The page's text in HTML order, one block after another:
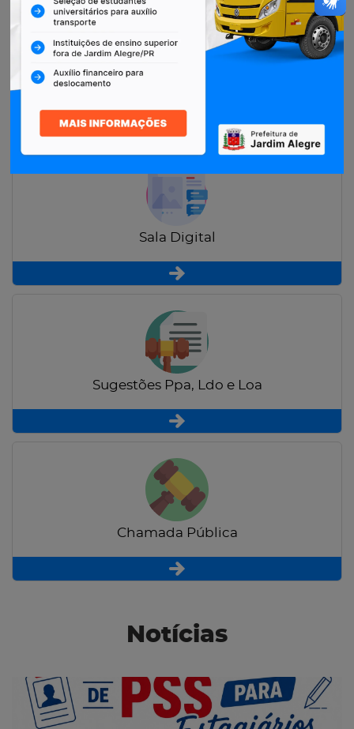
Restituição de Contribuintes
Sala Digital
Sugestões Ppa, Ldo e Loa
Chamada Pública
Notícias